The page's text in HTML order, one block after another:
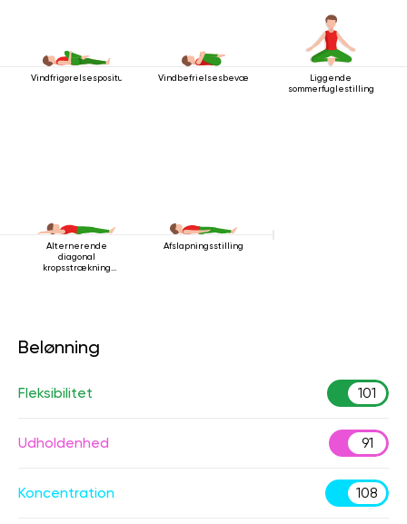
Vindfrigørelsespositur Vindbefrielsesbevægelsen
Liggende
sommerfuglestilling
Alternerende
diagonal
kropsstrækning
Afslapningsstilling
Belønning
Fleksibilitet 101
Udholdenhed 91
Koncentration 108